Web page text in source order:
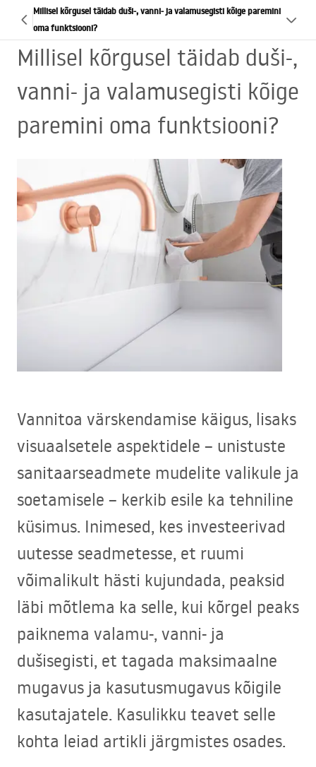
Millisel kõrgusel täidab duši-, vanni- ja valamusegisti kõige paremini
oma funktsiooni?
Millisel kõrgusel täidab duši-,
vanni- ja valamusegisti kõige
paremini oma funktsiooni?
Vannitoa värskendamise käigus, lisaks
visuaalsetele aspektidele – unistuste
sanitaarseadmete mudelite valikule ja
soetamisele – kerkib esile ka tehniline
küsimus. Inimesed, kes investeerivad
uutesse seadmetesse, et ruumi
võimalikult hästi kujundada, peaksid
läbi mõtlema ka selle, kui kõrgel peaks
paiknema valamu-, vanni- ja
dušisegisti, et tagada maksimaalne
mugavus ja kasutusmugavus kõigile
kasutajatele. Kasulikku teavet selle
kohta leiad artikli järgmistes osades.